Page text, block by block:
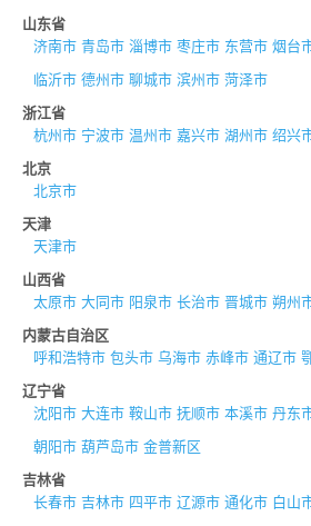
山东省
济南市 青岛市 淄博市 枣庄市 东营市 烟台
临沂市 德州市 聊城市 滨州市 菏泽市
浙江省
杭州市 宁波市 温州市 嘉兴市 湖州市 绍兴
北京
北京市
天津
天津市
山西省
太原市 大同市 阳泉市 长治市 晋城市 朔州
内蒙古自治区
呼和浩特市 包头市 乌海市 赤峰市 通辽市
辽宁省
沈阳市 大连市 鞍山市 抚顺市 本溪市 丹东
朝阳市 葫芦岛市 金普新区
吉林省
长春市 吉林市 四平市 辽源市 通化市 白山